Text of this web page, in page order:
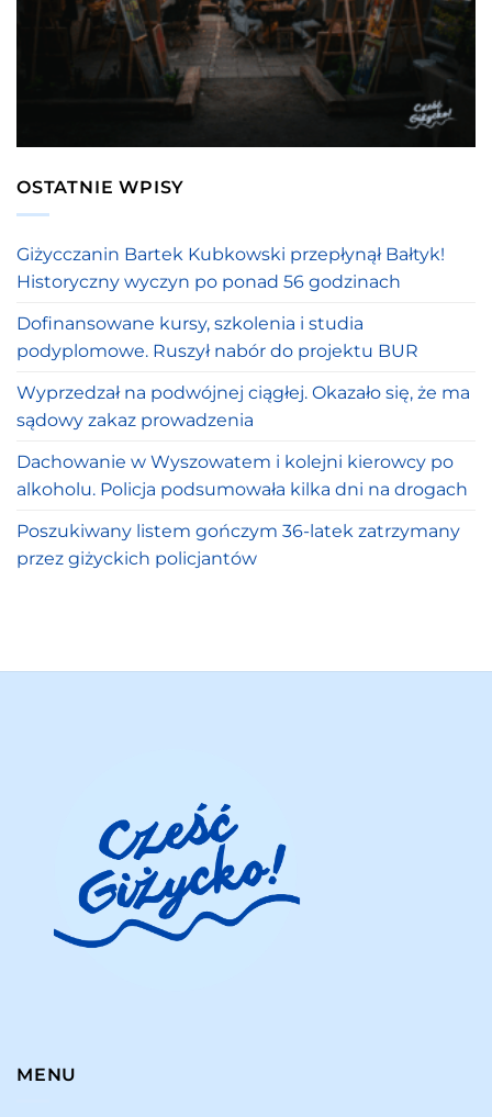
OSTATNIE WPISY
Giżycczanin Bartek Kubkowski przepłynął Bałtyk!
Historyczny wyczyn po ponad 56 godzinach
Dofinansowane kursy, szkolenia i studia
podyplomowe. Ruszył nabór do projektu BUR
Wyprzedzał na podwójnej ciągłej. Okazało się, że ma
sądowy zakaz prowadzenia
Dachowanie w Wyszowatem i kolejni kierowcy po
alkoholu. Policja podsumowała kilka dni na drogach
Poszukiwany listem gończym 36-latek zatrzymany
przez giżyckich policjantów
MENU